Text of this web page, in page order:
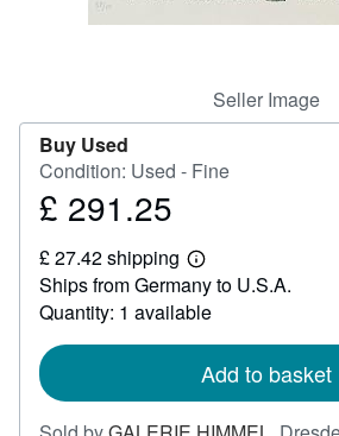
Seller Image
Buy Used
Condition: Used - Fine
Price
291.25
£ 291.25
£ 27.42 shipping
Learn
more
about
shipping
Ships from Germany to U.S.A.
Quantity: 1 available
Add to basket